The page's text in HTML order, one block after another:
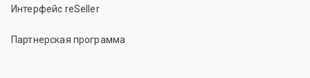
Интерфейс reSeller
Партнерская программа